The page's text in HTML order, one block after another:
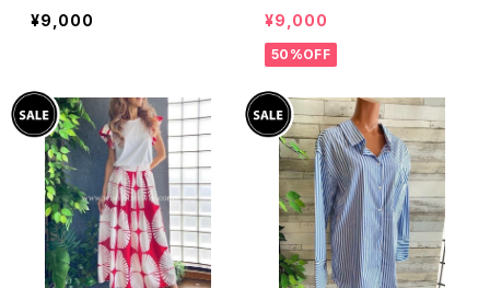
ンピース・マキシワンピー
ス・サラッと軽やか春夏ワン
¥9,000
製ロング・マキシスカート＆
トップス セットアップ /ホワ
イト＆ブルー(S)(M)(L)
¥9,000
50%OFF